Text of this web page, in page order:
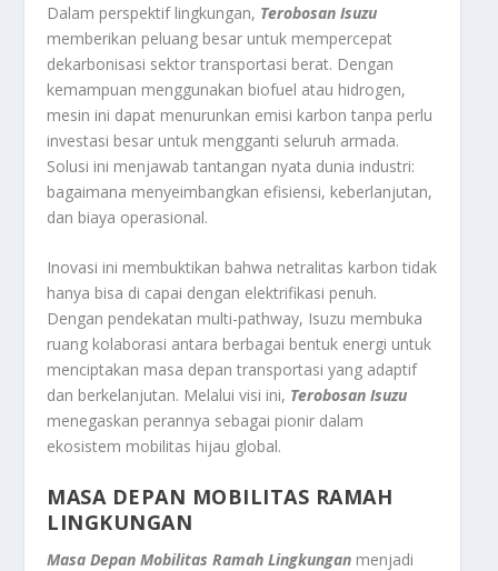
Dalam perspektif lingkungan, Terobosan Isuzu
memberikan peluang besar untuk mempercepat
dekarbonisasi sektor transportasi berat. Dengan
kemampuan menggunakan biofuel atau hidrogen,
mesin ini dapat menurunkan emisi karbon tanpa perlu
investasi besar untuk mengganti seluruh armada.
Solusi ini menjawab tantangan nyata dunia industri:
bagaimana menyeimbangkan efisiensi, keberlanjutan,
dan biaya operasional.
Inovasi ini membuktikan bahwa netralitas karbon tidak
hanya bisa di capai dengan elektrifikasi penuh.
Dengan pendekatan multi-pathway, Isuzu membuka
ruang kolaborasi antara berbagai bentuk energi untuk
menciptakan masa depan transportasi yang adaptif
dan berkelanjutan. Melalui visi ini, Terobosan Isuzu
menegaskan perannya sebagai pionir dalam
ekosistem mobilitas hijau global.
MASA DEPAN MOBILITAS RAMAH
LINGKUNGAN
Masa Depan Mobilitas Ramah Lingkungan menjadi